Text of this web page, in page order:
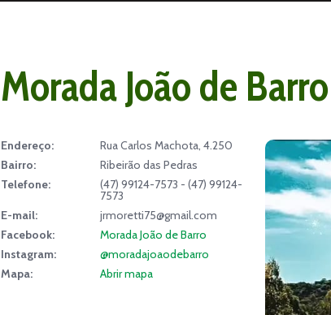
Morada João de Barro
Endereço:
Rua Carlos Machota, 4.250
Bairro:
Ribeirão das Pedras
Telefone:
(47) 99124-7573 - (47) 99124-
7573
E-mail:
jrmoretti75@gmail.com
Facebook:
Morada João de Barro
Instagram:
@moradajoaodebarro
Mapa:
Abrir mapa